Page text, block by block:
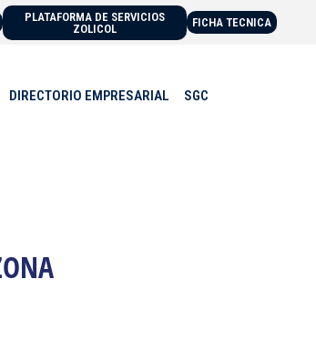
PLATAFORMA DE SERVICIOS
ZOLICOL
FICHA TECNICA
DIRECTORIO EMPRESARIAL SGC